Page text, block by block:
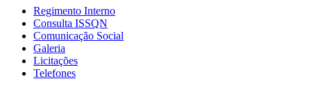
Regimento Interno
Consulta ISSQN
Comunicação Social
Galeria
Licitações
Telefones